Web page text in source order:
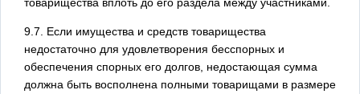
9.7. Если имущества и средств товарищества
недостаточно для удовлетворения бесспорных и
обеспечения спорных его долгов, недостающая сумма
должна быть восполнена полными товарищами в размере